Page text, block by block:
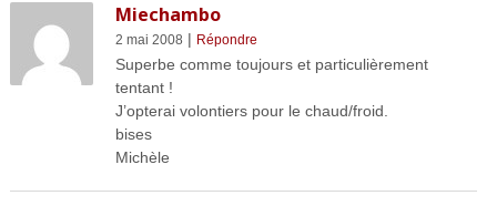
Miechambo
2 mai 2008 | Répondre
Superbe comme toujours et particulièrement
tentant !
J’opterai volontiers pour le chaud/froid.
bises
Michèle